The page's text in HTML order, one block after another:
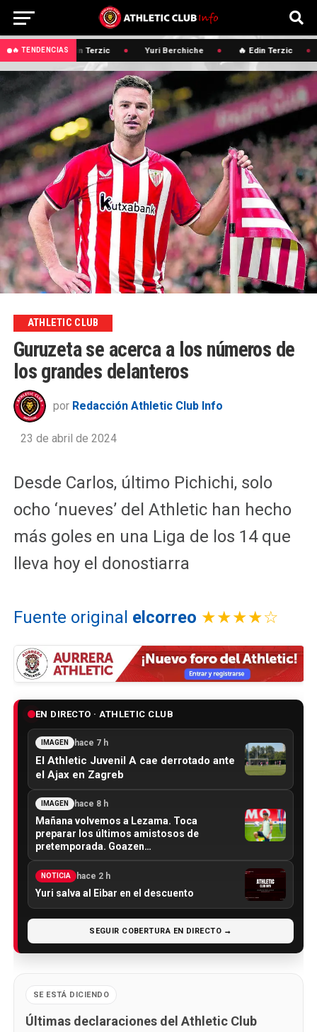
🔥 TENDENCIAS🔥 Edin Terzic Yuri Berchiche 🔥 Edin Terzic
ATHLETIC CLUB
Guruzeta se acerca a los números de
los grandes delanteros
por Redacción Athletic Club Info
23 de abril de 2024
Desde Carlos, último Pichichi, solo
ocho ‘nueves’ del Athletic han hecho
más goles en una Liga de los 14 que
lleva hoy el donostiarra
Fuente original elcorreo ★★★★☆
EN DIRECTO · ATHLETIC CLUB
IMAGEN hace 7 h
El Athletic Juvenil A cae derrotado ante
el Ajax en Zagreb
IMAGEN hace 8 h
Mañana volvemos a Lezama. Toca
preparar los últimos amistosos de
pretemporada. Goazen…
NOTICIA hace 2 h
Yuri salva al Eibar en el descuento
SEGUIR COBERTURA EN DIRECTO →
SE ESTÁ DICIENDO
Últimas declaraciones del Athletic Club